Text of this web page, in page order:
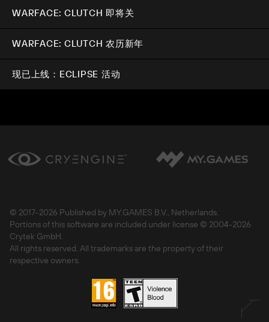
WARFACE: CLUTCH 即将关
WARFACE: CLUTCH 农历新年
现已上线：ECLIPSE 活动
© 2017-2026 Published by MY.GAMES B.V., Netherlands.
Portions of this software are included under license © 2004-2026
Crytek GmbH.
All rights reserved. All trademarks are the property of their
respective owners.